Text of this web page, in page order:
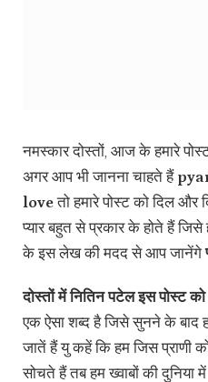
नमस्कार दोस्तों, आज के हमारे
अगर आप भी जानना चाहते हैं
loveतो हमारे पोस्ट को दिल और
प्यार बहुत से प्रकार के होते हैं
के इस लेख की मदद से आप जानेंगे
दोस्तों में नितिन पटेल इस पोस्ट
एक ऐसा शब्द है जिसे सुनने के बाद
जातें हैं यु कहें कि हम जिस प्राणी
सोचते हैं तब हम ख्वाबों की